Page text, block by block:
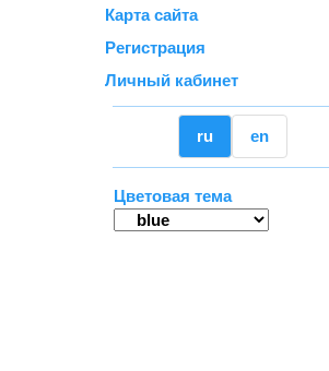
Карта сайта
Регистрация
Личный кабинет
ru en
Цветовая тема